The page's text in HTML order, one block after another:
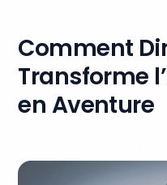
Comment
Transforme
en Aventure